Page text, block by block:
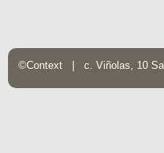
©Context | c. Viñolas, 10